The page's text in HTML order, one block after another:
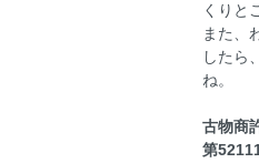
くりと
また、
したら
ね。
古物商
第